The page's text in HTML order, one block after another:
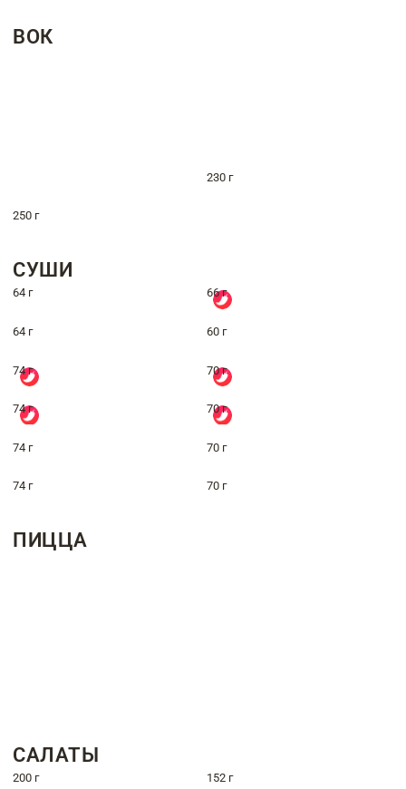
ВОК
230 г
250 г
СУШИ
64 г 66 г
64 г 60 г
74 г 70 г
74 г 70 г
74 г 70 г
74 г 70 г
ПИЦЦА
САЛАТЫ
200 г 152 г